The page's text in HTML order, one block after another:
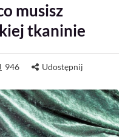
musisz
tkaninie
946 Udostępnij